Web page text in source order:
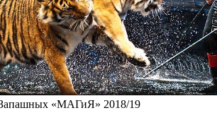
«МАГиЯ» 2018/19